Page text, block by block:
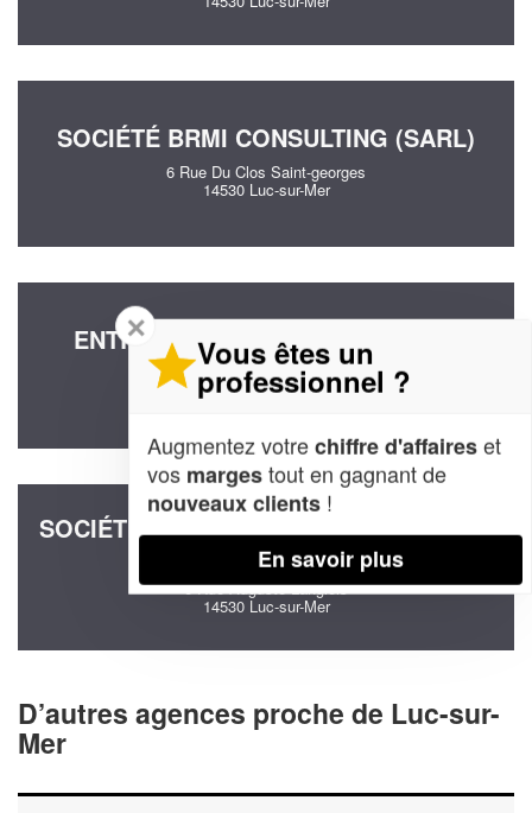
SOCIÉTÉ BRMI CONSULTING (SARL)
6 Rue Du Clos Saint-georges
14530 Luc-sur-Mer
ENTREPRISE ZAC CONSEIL (SAS)
10 Rue Gambetta
14530 Luc-sur-Mer
SOCIÉTÉ MARION ORSET CONSULTING
(SAS)
6 Rue Auguste Langlois
14530 Luc-sur-Mer
D’autres agences proche de Luc-sur-
Mer
✕
Vous êtes un
professionnel ?
Augmentez votrechiffre d'affaireset
vos margestout en gagnant de
nouveaux clients !
En savoir plus